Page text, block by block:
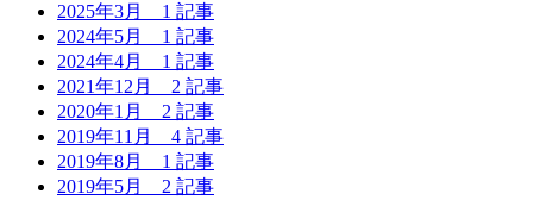
2025年3月 1 記事
2024年5月 1 記事
2024年4月 1 記事
2021年12月 2 記事
2020年1月 2 記事
2019年11月 4 記事
2019年8月 1 記事
2019年5月 2 記事